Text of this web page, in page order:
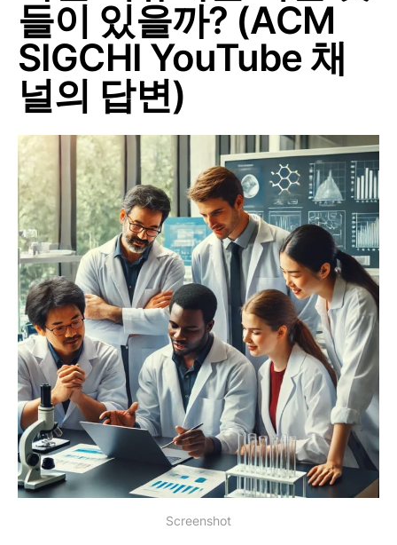
들이 있을까? (ACM
SIGCHI YouTube 채
널의 답변)
Screenshot